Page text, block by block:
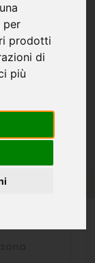
per
prodotti
di
più